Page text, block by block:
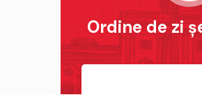
Ordine de zi